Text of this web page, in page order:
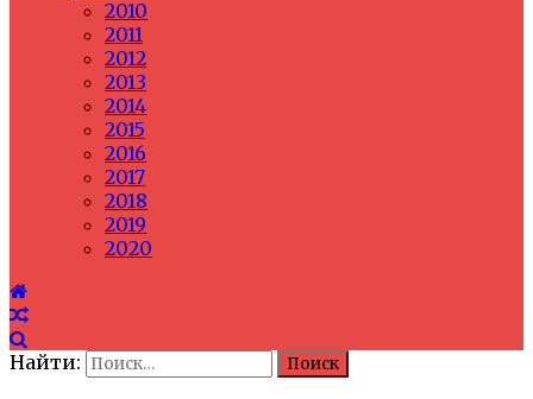
2010
2011
2012
2013
2014
2015
2016
2017
2018
2019
2020
Найти: